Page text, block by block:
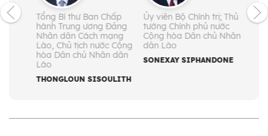
Tổng Bí thư Ban Chấp
hành Trung ương Đảng
Nhân dân Cách mạng
Lào, Chủ tịch nước Cộng
hòa Dân chủ Nhân dân
Lào
THONGLOUN SISOULITH
Ủy viên Bộ Chính trị; Thủ
tướng Chính phủ nước
Cộng hòa Dân chủ Nhân
dân Lào
SONEXAY SIPHANDONE
Ủy